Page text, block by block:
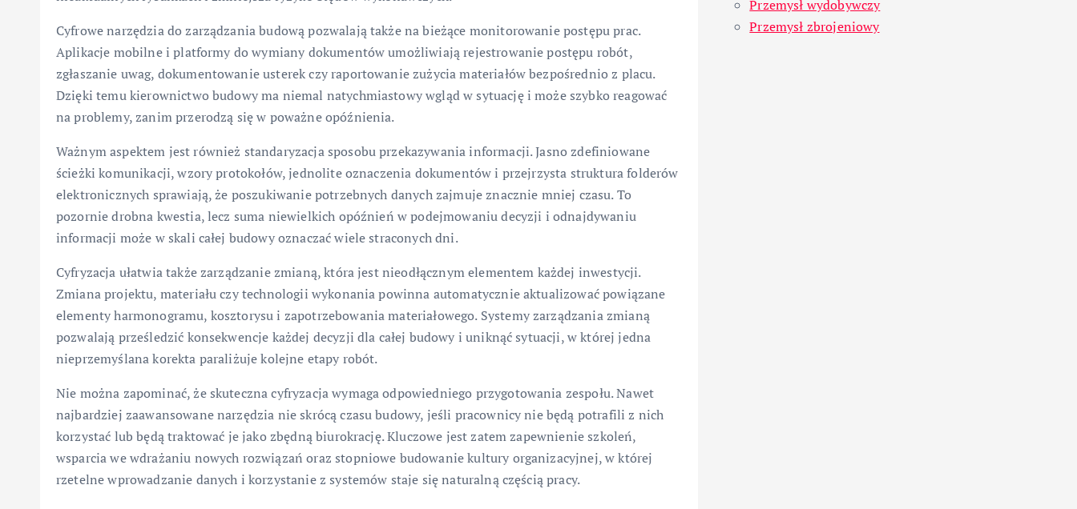
Cyfrowe narzędzia do zarządzania budową pozwalają także na bieżące monitorowanie postępu prac.
Aplikacje mobilne i platformy do wymiany dokumentów umożliwiają rejestrowanie postępu robót,
zgłaszanie uwag, dokumentowanie usterek czy raportowanie zużycia materiałów bezpośrednio z placu.
Dzięki temu kierownictwo budowy ma niemal natychmiastowy wgląd w sytuację i może szybko reagować
na problemy, zanim przerodzą się w poważne opóźnienia.
Ważnym aspektem jest również standaryzacja sposobu przekazywania informacji. Jasno zdefiniowane
ścieżki komunikacji, wzory protokołów, jednolite oznaczenia dokumentów i przejrzysta struktura folderów
elektronicznych sprawiają, że poszukiwanie potrzebnych danych zajmuje znacznie mniej czasu. To
pozornie drobna kwestia, lecz suma niewielkich opóźnień w podejmowaniu decyzji i odnajdywaniu
informacji może w skali całej budowy oznaczać wiele straconych dni.
Cyfryzacja ułatwia także zarządzanie zmianą, która jest nieodłącznym elementem każdej inwestycji.
Zmiana projektu, materiału czy technologii wykonania powinna automatycznie aktualizować powiązane
elementy harmonogramu, kosztorysu i zapotrzebowania materiałowego. Systemy zarządzania zmianą
pozwalają prześledzić konsekwencje każdej decyzji dla całej budowy i uniknąć sytuacji, w której jedna
nieprzemyślana korekta paraliżuje kolejne etapy robót.
Nie można zapominać, że skuteczna cyfryzacja wymaga odpowiedniego przygotowania zespołu. Nawet
najbardziej zaawansowane narzędzia nie skrócą czasu budowy, jeśli pracownicy nie będą potrafili z nich
korzystać lub będą traktować je jako zbędną biurokrację. Kluczowe jest zatem zapewnienie szkoleń,
wsparcia we wdrażaniu nowych rozwiązań oraz stopniowe budowanie kultury organizacyjnej, w której
rzetelne wprowadzanie danych i korzystanie z systemów staje się naturalną częścią pracy.
Przemysł wydobywczy
Przemysł zbrojeniowy